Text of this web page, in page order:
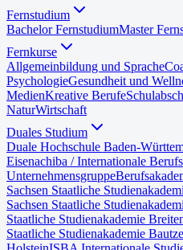
Fernstudium
Bachelor FernstudiumMaster
Fernkurse
Allgemeinbildung und Sprache
PsychologieGesundheit und
MedienKreative Berufe
NaturWirtschaft
Duales Studium
Duale Hochschule Baden-
Eisenachiba / Internationale
Unternehmensgruppe
Sachsen Staatliche
Sachsen Staatliche
Staatliche Studienakademie
Staatliche Studienakademie